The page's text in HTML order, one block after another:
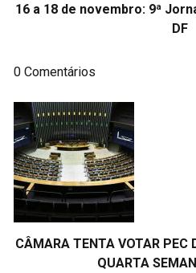
16 a 18 de novembro: 9ª
DF
0 Comentários
CÂMARA TENTA VOTAR PEC
QUARTA